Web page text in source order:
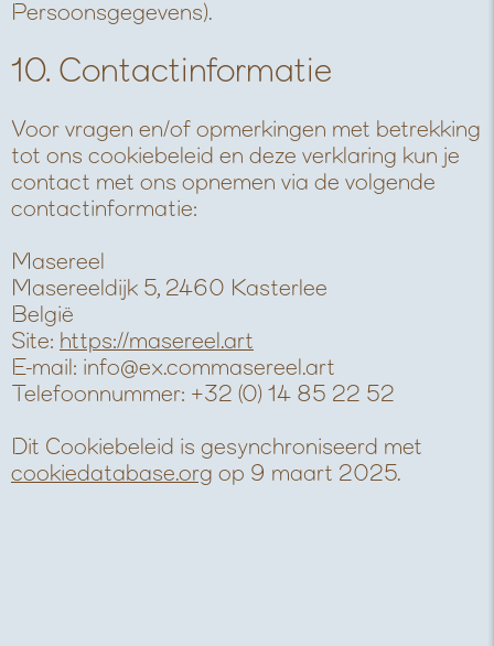
Persoonsgegevens).
10. Contactinformatie
Voor vragen en/of opmerkingen met betrekking
tot ons cookiebeleid en deze verklaring kun je
contact met ons opnemen via de volgende
contactinformatie:
Masereel
Masereeldijk 5, 2460 Kasterlee
België
Site: https://masereel.art
E-mail: info@ex.commasereel.art
Telefoonnummer: +32 (0) 14 85 22 52
Dit Cookiebeleid is gesynchroniseerd met
cookiedatabase.org op 9 maart 2025.